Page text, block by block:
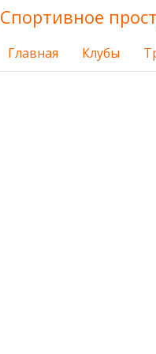
Спортивное
Главная Клубы